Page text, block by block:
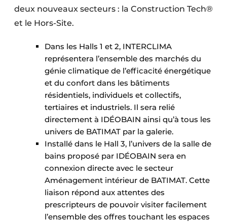
deux nouveaux secteurs : la Construction Tech®
et le Hors-Site.
Dans les Halls 1 et 2, INTERCLIMA
représentera l’ensemble des marchés du
génie climatique de l’efficacité énergétique
et du confort dans les bâtiments
résidentiels, individuels et collectifs,
tertiaires et industriels. Il sera relié
directement à IDÉOBAIN ainsi qu’à tous les
univers de BATIMAT par la galerie.
Installé dans le Hall 3, l’univers de la salle de
bains proposé par IDÉOBAIN sera en
connexion directe avec le secteur
Aménagement intérieur de BATIMAT. Cette
liaison répond aux attentes des
prescripteurs de pouvoir visiter facilement
l’ensemble des offres touchant les espaces